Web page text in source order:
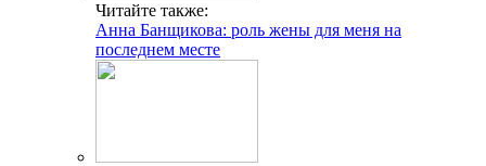
Читайте также:
Анна Банщикова: роль жены для меня на
последнем месте